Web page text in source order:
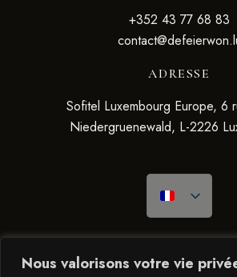
Nous valorisons votre vie
+352 43 77 68 83
ADRESSE
Sofitel Luxembourg Europe, 6
Niedergruenewald, L-2226